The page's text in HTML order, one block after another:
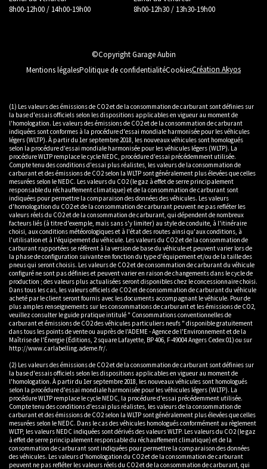
8h00-12h00 / 14h00-19h00
8h00-12h30 / 13h30-19h00
©Copyright Garage Aubin
Mentions légalesPolitique de confidentialitéCookiesCréation Akyos
(1) Les valeurs des émissions de CO2 et de la consommation de carburant sont définies sur
la base d'essais officiels selon les dispositions applicables en vigueur au moment de
l'homologation. Les valeurs des émissions de CO2 et de la consommation de carburant
indiquées sont conformes à la procédure d'essai mondiale harmonisée pour les véhicules
légers (WLTP). À partir du 1er septembre 2018, les nouveaux véhicules sont homologués
selon la procédure d'essai mondiale harmonisée pour les véhicules légers (WLTP). La
procédure WLTP remplace le cycle NEDC, procédure d'essai précédemment utilisée.
Compte tenu des conditions d'essai plus réalistes, les valeurs de la consommation de
carburant et des émissions de CO2 selon la WLTP sont généralement plus élevées que celles
mesurées selon le NEDC. Les valeurs du CO2 (le gaz à effet de serre principalement
responsable du réchauffement climatique) et de la consommation de carburant sont
indiquées pour permettre la comparaison des données des véhicules. Les valeurs
d'homologation du CO2 et de la consommation de carburant peuvent ne pas refléter les
valeurs réels du CO2 et de la consommation de carburant, qui dépendent de nombreux
facteurs liés (à titre d'exemple, mais sans s'y limiter) au style de conduite, à l'itinéraire
choisi, aux conditions météorologiques et à l'état des routes ainsi qu'aux conditions, à
l'utilisation et à l'équipement du véhicule. Les valeurs du CO2 et de la consommation de
carburant rapportées se réfèrent à la version de base du véhicule et peuvent varier lors de
la phase de configuration suivante en fonction du type d'équipement et/ou de la taille des
pneus qui seront choisis. Les valeurs de CO2 et de consommation de carburant du véhicule
configuré ne sont pas définies et peuvent varier en raison de changements dans le cycle de
production ; des valeurs plus actualisées seront disponibles chez le concessionnaire choisi.
Dans tous les cas, les valeurs officiels de CO2 et de consommation de carburant du véhicule
acheté par le client seront fournis avec les documents accompagnant le véhicule. Pour de
plus amples renseignements sur les consommations de carburant et les émissions de CO2,
veuillez consulter le guide pratique intitulé " Consommations conventionnelles de
carburant et émissions de CO2 des véhicules particuliers neufs " disponible gratuitement
dans tous les points de vente ou auprès de l'ADEME - Agence de l'Environnement et de la
Maîtrise de l'Énergie (Éditions, 2 square Lafayette, BP 406, F-49004 Angers Cedex 01) ou sur
http://www.carlabelling.ademe.fr/.
(2) Les valeurs des émissions de CO2 et de la consommation de carburant sont définies sur
la base d'essais officiels selon les dispositions applicables en vigueur au moment de
l'homologation. À partir du 1er septembre 2018, les nouveaux véhicules sont homologués
selon la procédure d'essai mondiale harmonisée pour les véhicules légers (WLTP). La
procédure WLTP remplace le cycle NEDC, la procédure d'essai précédemment utilisée.
Compte tenu des conditions d'essai plus réalistes, les valeurs de la consommation de
carburant et des émissions de CO2 selon la WLTP sont généralement plus élevées que celles
mesurées selon le NEDC. Dans le cas des véhicules homologués conformément au règlement
WLTP, les valeurs NEDC indiquées sont dérivés des valeurs WLTP. Les valeurs du CO2 (le gaz
à effet de serre principalement responsable du réchauffement climatique) et de la
consommation de carburant sont indiquées pour permettre la comparaison des données
des véhicules. Les valeurs d'homologation du CO2 et de la consommation de carburant
peuvent ne pas refléter les valeurs réels du CO2 et de la consommation de carburant, qui